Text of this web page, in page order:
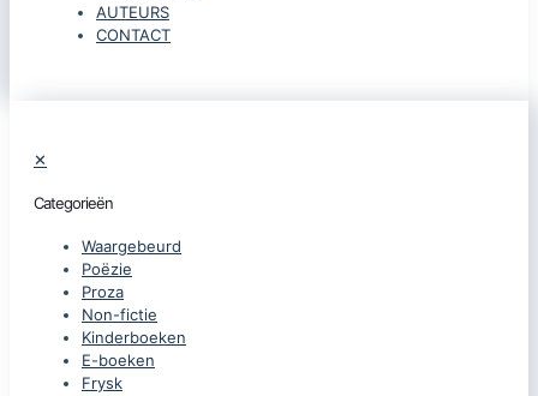
AUTEURS
CONTACT
✕
Categorieën
Waargebeurd
Poëzie
Proza
Non-fictie
Kinderboeken
E-boeken
Frysk